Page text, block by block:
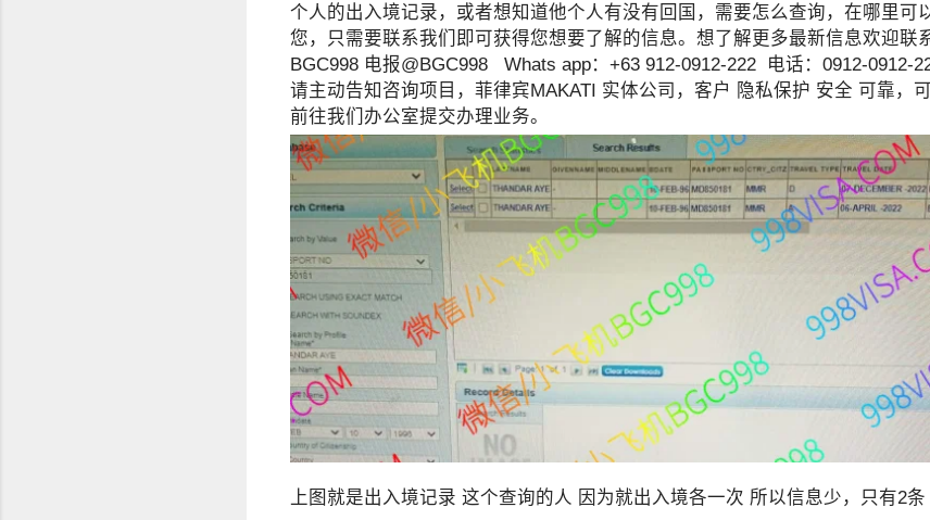
个人的出入境记录，或者想知道他个人有没有回国，需要怎么查询，在哪里可
您，只需要联系我们即可获得您想要了解的信息。想了解更多最新信息欢迎联
BGC998 电报@BGC998 Whats app：+63 912-0912-222 电话：0912-0912-
请主动告知咨询项目，菲律宾MAKATI 实体公司，客户 隐私保护 安全 可靠，
前往我们办公室提交办理业务。
上图就是出入境记录 这个查询的人 因为就出入境各一次 所以信息少，只有2条